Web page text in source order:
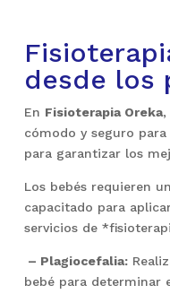
desde los
En Fisioterapia Oreka,
cómodo y seguro
para garantizar los
Los bebés requieren
capacitado para
servicios de
– Plagiocefalia:
bebé para determinar